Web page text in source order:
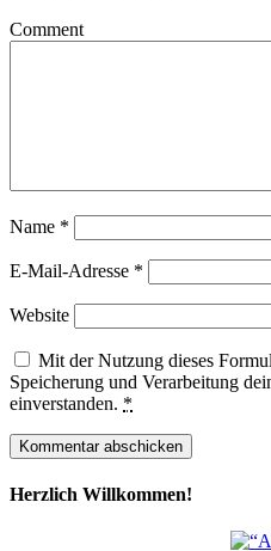
Comment
Name *
E-Mail-Adresse *
Website
Mit der Nutzung dieses
Speicherung und Verarbeitung
einverstanden. *
Herzlich Willkommen!